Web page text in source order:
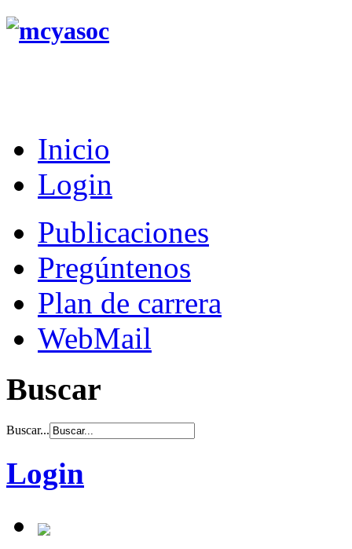
Inicio
Login
Publicaciones
Pregúntenos
Plan de carrera
WebMail
Buscar
Buscar...
Login